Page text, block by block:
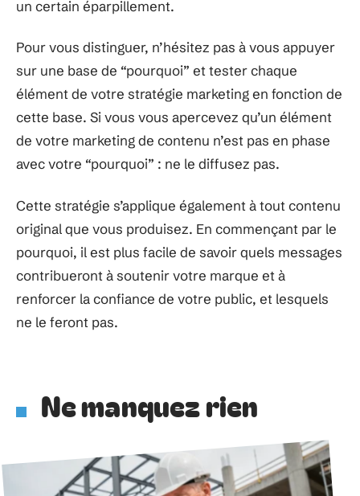
un certain éparpillement.
Pour vous distinguer, n’hésitez pas à vous appuyer
sur une base de “pourquoi” et tester chaque
élément de votre stratégie marketing en fonction de
cette base. Si vous vous apercevez qu’un élément
de votre marketing de contenu n’est pas en phase
avec votre “pourquoi” : ne le diffusez pas.
Cette stratégie s’applique également à tout contenu
original que vous produisez. En commençant par le
pourquoi, il est plus facile de savoir quels messages
contribueront à soutenir votre marque et à
renforcer la confiance de votre public, et lesquels
ne le feront pas.
Ne manquez rien